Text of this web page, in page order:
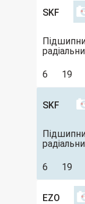
SKF
6 19
SKF
6 19
EZO